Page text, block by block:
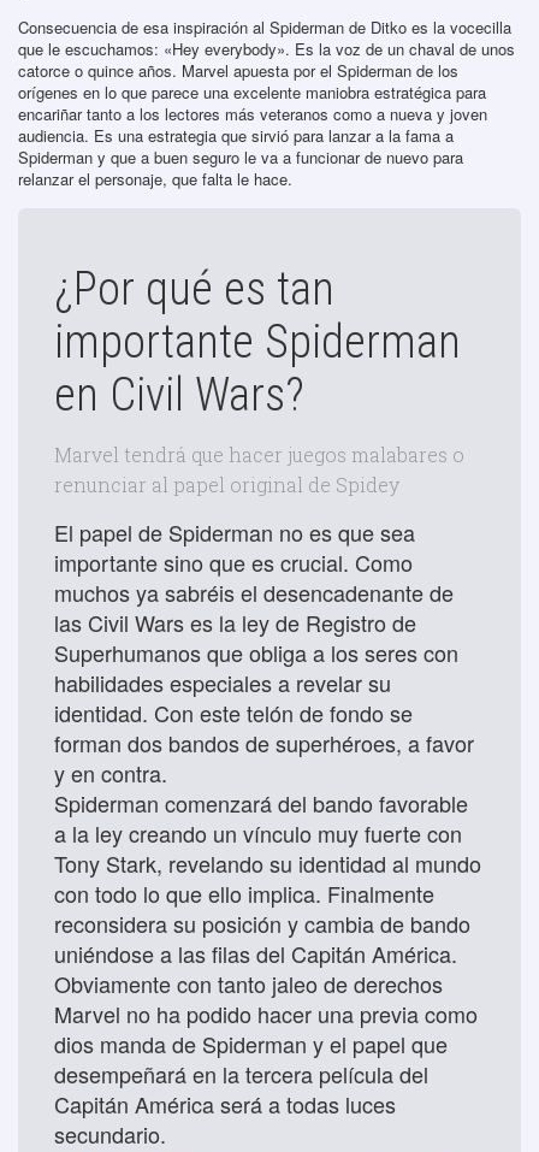
Consecuencia de esa inspiración al Spiderman de Ditko es la vocecilla
que le escuchamos: «Hey everybody». Es la voz de un chaval de unos
catorce o quince años. Marvel apuesta por el Spiderman de los
orígenes en lo que parece una excelente maniobra estratégica para
encariñar tanto a los lectores más veteranos como a nueva y joven
audiencia. Es una estrategia que sirvió para lanzar a la fama a
Spiderman y que a buen seguro le va a funcionar de nuevo para
relanzar el personaje, que falta le hace.
¿Por qué es tan
importante Spiderman
en Civil Wars?
Marvel tendrá que hacer juegos malabares o
renunciar al papel original de Spidey
El papel de Spiderman no es que sea
importante sino que es crucial. Como
muchos ya sabréis el desencadenante de
las Civil Wars es la ley de Registro de
Superhumanos que obliga a los seres con
habilidades especiales a revelar su
identidad. Con este telón de fondo se
forman dos bandos de superhéroes, a favor
y en contra.
Spiderman comenzará del bando favorable
a la ley creando un vínculo muy fuerte con
Tony Stark, revelando su identidad al mundo
con todo lo que ello implica. Finalmente
reconsidera su posición y cambia de bando
uniéndose a las filas del Capitán América.
Obviamente con tanto jaleo de derechos
Marvel no ha podido hacer una previa como
dios manda de Spiderman y el papel que
desempeñará en la tercera película del
Capitán América será a todas luces
secundario.